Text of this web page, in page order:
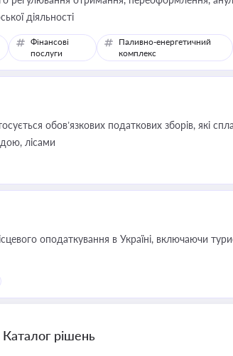
діяльності
Фінансові
послуги
Паливно-енергетичний
комплекс
обов’язкових податкових зборів, які
лісами
оподаткування в Україні, включаючи
Каталог рішень